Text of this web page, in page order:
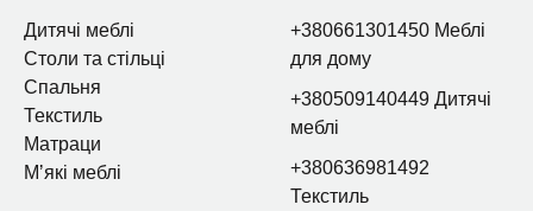
Дитячі меблі
Столи та стільці
Спальня
Текстиль
Матраци
Мʼякі меблі
+380661301450 Меблі
для дому
+380509140449 Дитячі
меблі
+380636981492
Текстиль